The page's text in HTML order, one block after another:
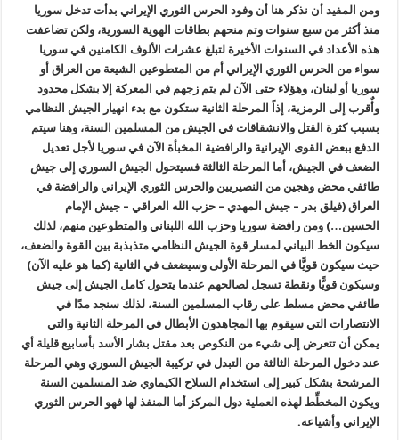
ومن المفيد أن نذكر هنا أن وفود الحرس الثوري الإيراني بدأت تدخل سوريا
منذ أكثر من سبع سنوات وتم منحهم بطاقات الهوية السورية، ولكن تضاعفت
هذه الأعداد في السنوات الأخيرة لتبلغ عشرات الألوف الكامنين في سوريا
سواء من الحرس الثوري الإيراني أم من المتطوعين الشيعة من العراق أو
سوريا أو لبنان، وهؤلاء حتى الآن لم يتم زجهم في المعركة إلا بشكل محدود
وأٌقرب إلى الرمزية، إذاً المرحلة الثانية ستكون مع بدء انهيار الجيش النظامي
بسبب كثرة القتل والانشقاقات في الجيش من المسلمين السنة، وهنا سيتم
الدفع ببعض القوى الإيرانية والرافضية المخبأة الآن في سوريا لأجل تعديل
الضعف في الجيش، أما المرحلة الثالثة فسيتحول الجيش السوري إلى جيش
طائفي محض وهجين من النصيريين والحرس الثوري الإيراني والرافضة في
العراق (فيلق بدر – جيش المهدي – حزب الله العراقي – جيش الإمام
الحسين…) ومن رافضة سوريا وحزب الله اللبناني والمتطوعين منهم، لذلك
سيكون الخط البياني لمسار قوة الجيش النظامي متذبذبة بين القوة والضعف،
حيث سيكون قويًّا في المرحلة الأولى وسيضعف في الثانية (كما هو عليه الآن)
وسيكون قويًّا ونقطة تسجل لصالحهم عندما يتحول كامل الجيش إلى جيش
طائفي محض مسلط على رقاب المسلمين السنة، لذلك سنجد مدًا في
الانتصارات التي سيقوم بها المجاهدون الأبطال في المرحلة الثانية والتي
يمكن أن تتعرض إلى شيء من النكوص بعد مقتل بشار الأسد بأسابيع قليلة أي
عند دخول المرحلة الثالثة من التبدل في تركيبة الجيش السوري وهي المرحلة
المرشحة بشكل كبير إلى استخدام السلاح الكيماوي ضد المسلمين السنة
ويكون المخطِّط لهذه العملية دول المركز أما المنفذ لها فهو الحرس الثوري
الإيراني وأشياعه.